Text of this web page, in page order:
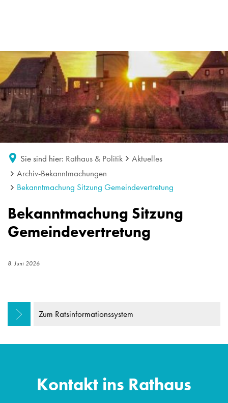
Sie sind hier: Rathaus & Politik
Aktuelles
Archiv-Bekanntmachungen
Bekanntmachung Sitzung Gemeindevertretung
Bekanntmachung Sitzung
Gemeindevertretung
8. Juni 2026
Zum Ratsinformationssystem
Kontakt ins Rathaus